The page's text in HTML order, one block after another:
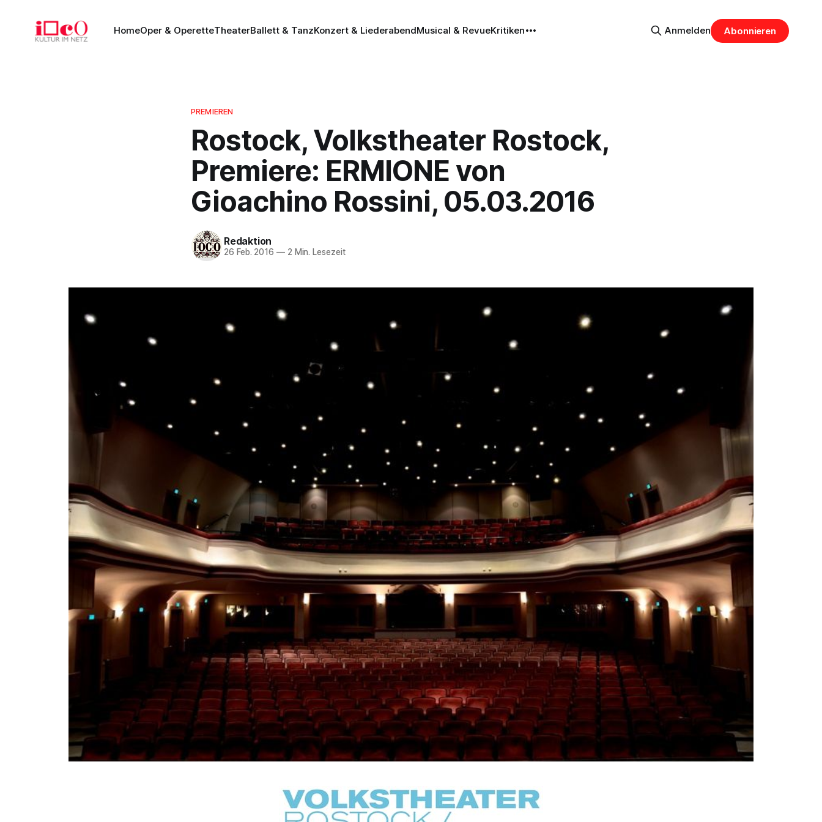
HomeOper & OperetteTheaterBallett & TanzKonzert & LiederabendMusical & RevueKritiken Anmelden Abonnieren
PREMIEREN
Rostock, Volkstheater Rostock,
Premiere: ERMIONE von
Gioachino Rossini, 05.03.2016
Redaktion
26 Feb. 2016 —2 Min. Lesezeit